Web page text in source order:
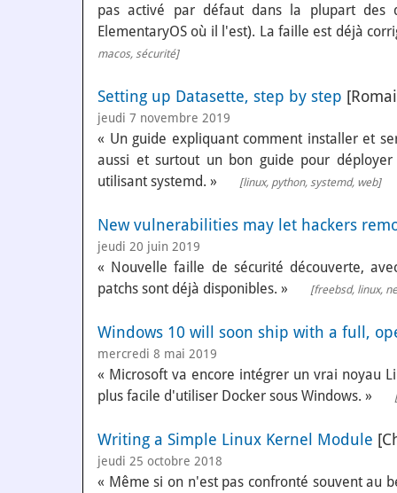
pas activé par défaut dans la plupart des
ElementaryOS où il l'est). La faille est déjà
macos, sécurité]
Setting up Datasette, step by step
jeudi 7 novembre 2019
« Un guide expliquant comment installer et
aussi et surtout un bon guide pour
utilisant systemd. »
[linux, python, systemd, web]
New vulnerabilities may let hackers
jeudi 20 juin 2019
« Nouvelle faille de sécurité découverte,
patchs sont déjà disponibles. »
[freebsd, linux,
Windows 10 will soon ship with a full,
mercredi 8 mai 2019
« Microsoft va encore intégrer un vrai noyau
plus facile d'utiliser Docker sous Windows. »
Writing a Simple Linux Kernel Module
jeudi 25 octobre 2018
« Même si on n'est pas confronté souvent au